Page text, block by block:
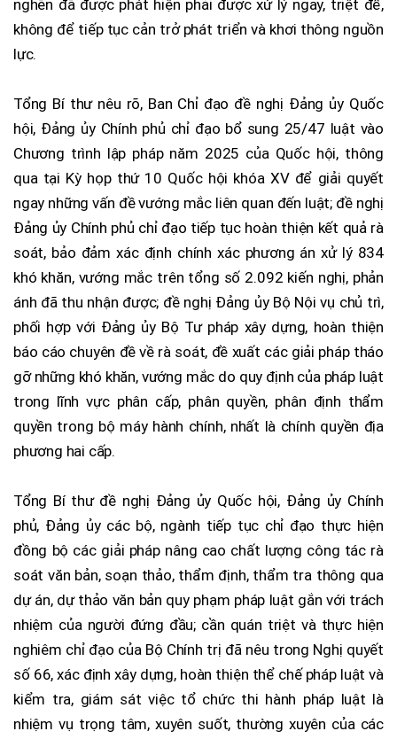
nghẽn đã được phát hiện phải được xử lý ngay, triệt để,
không để tiếp tục cản trở phát triển và khơi thông nguồn
lực.
Tổng Bí thư nêu rõ, Ban Chỉ đạo đề nghị Đảng ủy Quốc
hội, Đảng ủy Chính phủ chỉ đạo bổ sung 25/47 luật vào
Chương trình lập pháp năm 2025 của Quốc hội, thông
qua tại Kỳ họp thứ 10 Quốc hội khóa XV để giải quyết
ngay những vấn đề vướng mắc liên quan đến luật; đề nghị
Đảng ủy Chính phủ chỉ đạo tiếp tục hoàn thiện kết quả rà
soát, bảo đảm xác định chính xác phương án xử lý 834
khó khăn, vướng mắc trên tổng số 2.092 kiến nghị, phản
ánh đã thu nhận được; đề nghị Đảng ủy Bộ Nội vụ chủ trì,
phối hợp với Đảng ủy Bộ Tư pháp xây dựng, hoàn thiện
báo cáo chuyên đề về rà soát, đề xuất các giải pháp tháo
gỡ những khó khăn, vướng mắc do quy định của pháp luật
trong lĩnh vực phân cấp, phân quyền, phân định thẩm
quyền trong bộ máy hành chính, nhất là chính quyền địa
phương hai cấp.
Tổng Bí thư đề nghị Đảng ủy Quốc hội, Đảng ủy Chính
phủ, Đảng ủy các bộ, ngành tiếp tục chỉ đạo thực hiện
đồng bộ các giải pháp nâng cao chất lượng công tác rà
soát văn bản, soạn thảo, thẩm định, thẩm tra thông qua
dự án, dự thảo văn bản quy phạm pháp luật gắn với trách
nhiệm của người đứng đầu; cần quán triệt và thực hiện
nghiêm chỉ đạo của Bộ Chính trị đã nêu trong Nghị quyết
số 66, xác định xây dựng, hoàn thiện thể chế pháp luật và
kiểm tra, giám sát việc tổ chức thi hành pháp luật là
nhiệm vụ trọng tâm, xuyên suốt, thường xuyên của các